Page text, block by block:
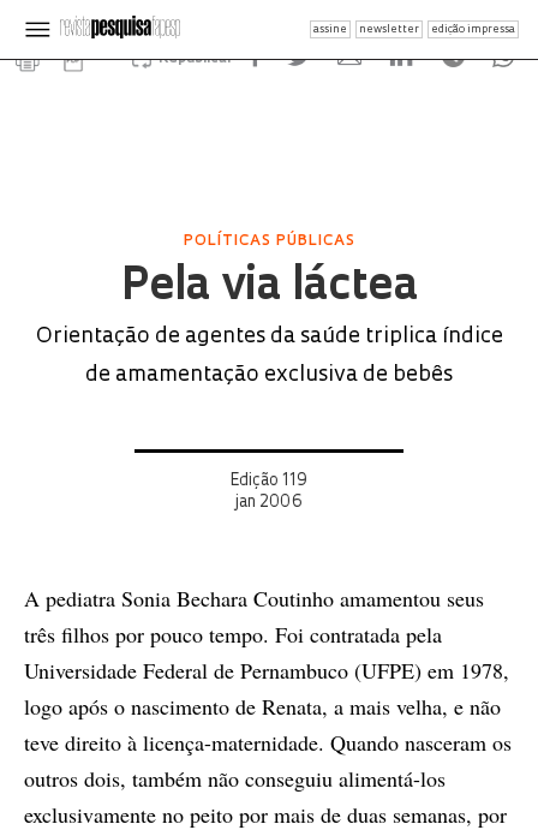
assine newsletter edição impressa
Republicar
POLÍTICAS PÚBLICAS
Pela via láctea
Orientação de agentes da saúde triplica índice
de amamentação exclusiva de bebês
Edição 119
jan 2006
A pediatra Sonia Bechara Coutinho amamentou seus
três filhos por pouco tempo. Foi contratada pela
Universidade Federal de Pernambuco (UFPE) em 1978,
logo após o nascimento de Renata, a mais velha, e não
teve direito à licença-maternidade. Quando nasceram os
outros dois, também não conseguiu alimentá-los
exclusivamente no peito por mais de duas semanas, por